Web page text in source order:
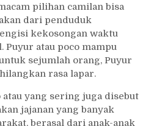
pilihan camilan bisa
dari penduduk
kekosongan waktu
Puyur atau poco mampu
sejumlah orang, Puyur
rasa lapar.
yang sering juga disebut
jajanan yang banyak
berasal dari anak-anak